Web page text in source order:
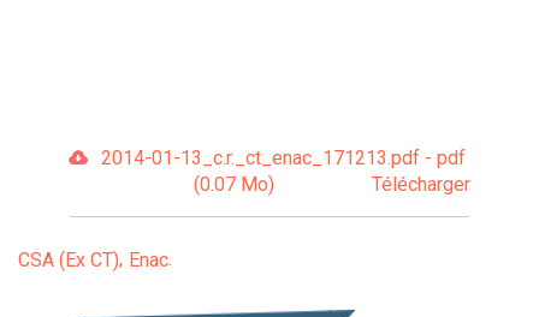
2014-01-13_c.r._ct_enac_171213.pdf - pdf
(0.07 Mo)
Télécharger
CSA (Ex CT) Enac